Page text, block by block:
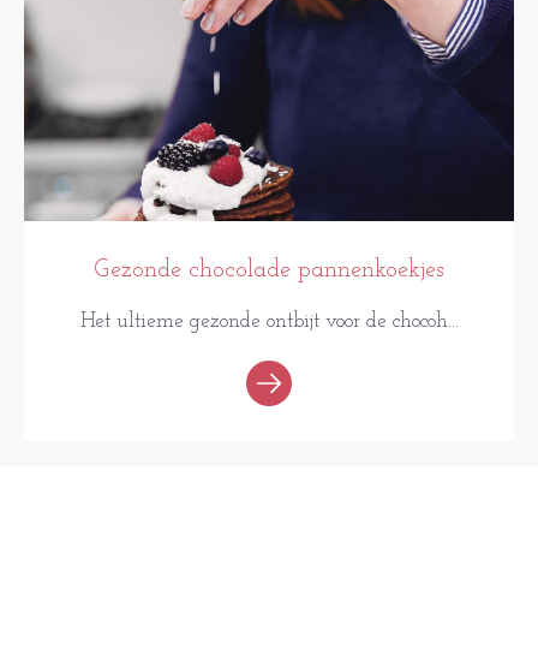
Gezonde chocolade pannenkoekjes
Het ultieme gezonde ontbijt voor de chocoh...